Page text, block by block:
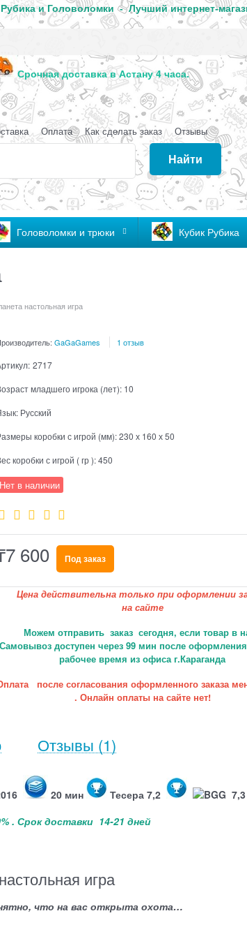
и Головоломки - Лучший интернет-
Срочная доставка в Астану 4
Оплата Как сделать заказ Отзывы
Найти
Головоломки и трюки Кубик Рубика
настольная игра
GaGaGames 1 отзыв
2717
младшего игрока (лет): 10
Русский
коробки с игрой (мм):230 х 160 х 50
коробки с игрой ( гр ):450
Нет в наличии
7 600 Под заказ
Цена действительна только при оформлении
на сайте
Можем отправить заказ сегодня, если товар в
Самовывоз доступен через 99 мин после оформления
рабочее время из офиса г.Караганда
после согласования оформленного заказа
. Онлайн оплаты на сайте нет!
Отзывы (1)
20 мин Тесера 7,2
BGG 7,3
. Срок доставки 14-21 дней
игра
что на вас открыта охота…